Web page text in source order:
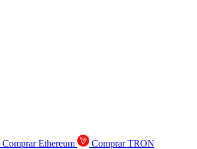
Comprar Ethereum
Comprar TRON